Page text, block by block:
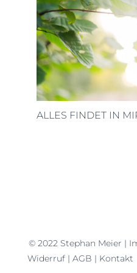
ALLES FINDET IN
© 2022 Stephan Meier |
Widerruf | AGB | Kontakt